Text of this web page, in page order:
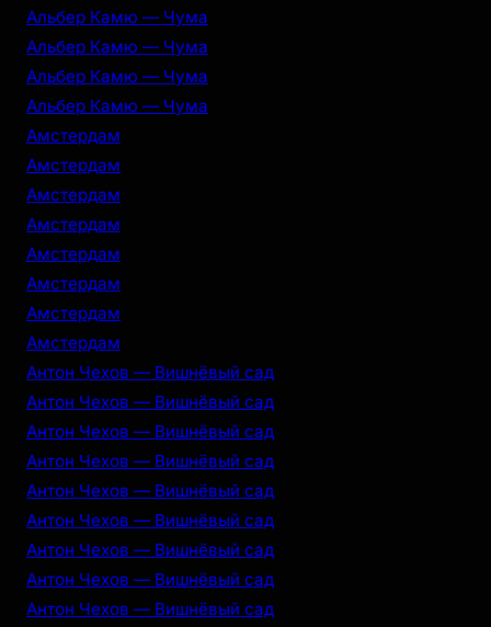
Альбер Камю — Чума
Альбер Камю — Чума
Альбер Камю — Чума
Альбер Камю — Чума
Амстердам
Амстердам
Амстердам
Амстердам
Амстердам
Амстердам
Амстердам
Амстердам
Антон Чехов — Вишнёвый сад
Антон Чехов — Вишнёвый сад
Антон Чехов — Вишнёвый сад
Антон Чехов — Вишнёвый сад
Антон Чехов — Вишнёвый сад
Антон Чехов — Вишнёвый сад
Антон Чехов — Вишнёвый сад
Антон Чехов — Вишнёвый сад
Антон Чехов — Вишнёвый сад